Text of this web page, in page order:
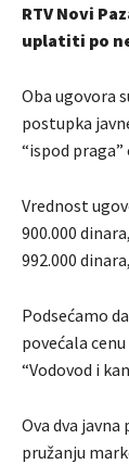
RTV Novi
uplatiti po
Oba ugovora
postupka
“ispod
Vrednost
900.000
992.000
Podsećamo
povećala
“Vodovod i
Ova dva
pružanju